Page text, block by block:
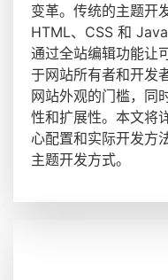
变革。传统的主题开
HTML、CSS 和
通过全站编辑功能让
于网站所有者和开发
网站外观的门槛，同
性和扩展性。本文将
心配置和实际开发方
主题开发方式。